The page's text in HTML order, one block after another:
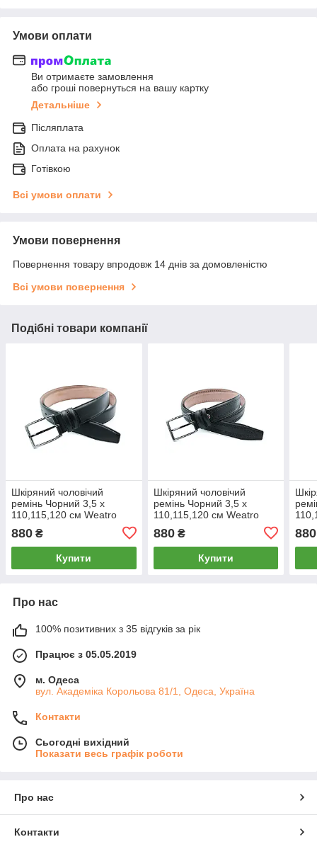
Умови оплати
Ви отримаєте замовлення
або гроші повернуться на вашу картку
Детальніше
Післяплата
Оплата на рахунок
Готівкою
Всі умови оплати
Умови повернення
Повернення товару впродовж 14 днів за домовленістю
Всі умови повернення
Подібні товари компанії
Шкіряний чоловічий
ремінь Чорний 3,5 х
110,115,120 см Weatro
880 ₴
Купити
Шкіряний чоловічий
ремінь Чорний 3,5 х
110,115,120 см Weatro
880₴
Купити
880
Про нас
100% позитивних з 35 відгуків за рік
Працює з 05.05.2019
м. Одеса
вул. Академіка Корольова 81/1, Одеса, Україна
Контакти
Сьогодні вихідний
Показати весь графік роботи
Про нас
Контакти